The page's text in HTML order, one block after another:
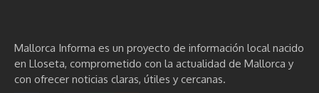
Mallorca Informa es un proyecto de información local nacido
en Lloseta, comprometido con la actualidad de Mallorca y
con ofrecer noticias claras, útiles y cercanas.